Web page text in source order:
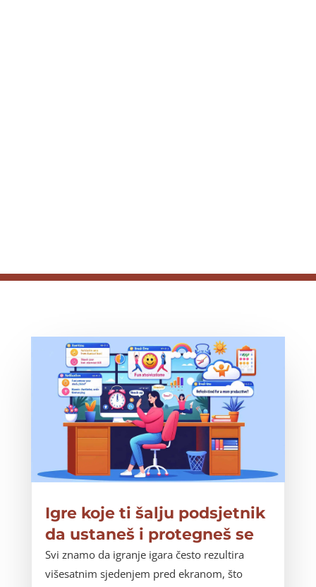
Igre koje ti šalju podsjetnik
da ustaneš i protegneš se
Svi znamo da igranje igara često rezultira
višesatnim sjedenjem pred ekranom, što